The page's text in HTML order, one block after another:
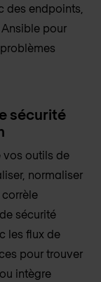
des endpoints,
pour
sécurité
vos outils de
normaliser
sécurité
les flux de
pour trouver
intègre